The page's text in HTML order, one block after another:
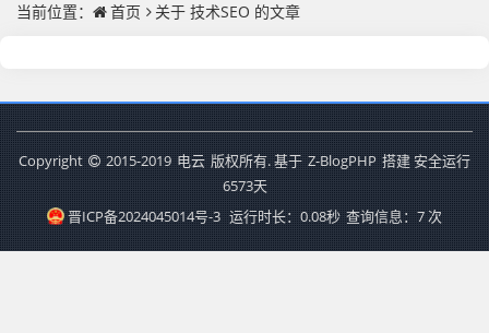
当前位置： 首页 关于 技术SEO 的文章
Copyright 2015-2019 电云 版权所有. 基于 Z-BlogPHP 搭建 安全运行
6573天
晋ICP备2024045014号-3 运行时长：0.08秒 查询信息：7 次